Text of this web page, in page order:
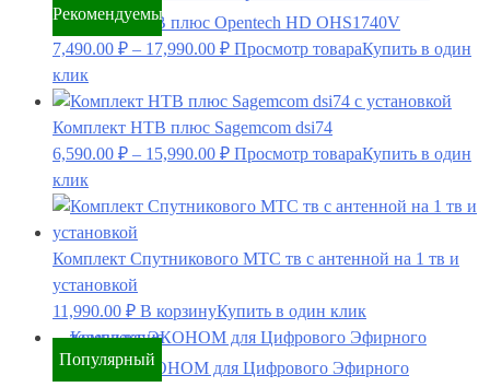
Рекомендуемый
Комплект НТВ плюс Opentech HD OHS1740V
7,490.00 ₽ – 17,990.00 ₽ Просмотр товараКупить в один
клик
Комплект НТВ плюс Sagemcom dsi74
6,590.00 ₽ – 15,990.00 ₽ Просмотр товараКупить в один
клик
Комплект Спутникового МТС тв с антенной на 1 тв и
установкой
11,990.00 ₽ В корзинуКупить в один клик
Популярный
Комплект ЭКОНОМ для Цифрового Эфирного